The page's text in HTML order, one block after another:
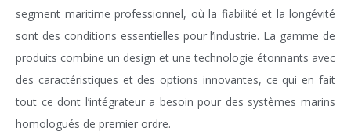
segment maritime professionnel, où la fiabilité et la longévité
sont des conditions essentielles pour l’industrie. La gamme de
produits combine un design et une technologie étonnants avec
des caractéristiques et des options innovantes, ce qui en fait
tout ce dont l’intégrateur a besoin pour des systèmes marins
homologués de premier ordre.